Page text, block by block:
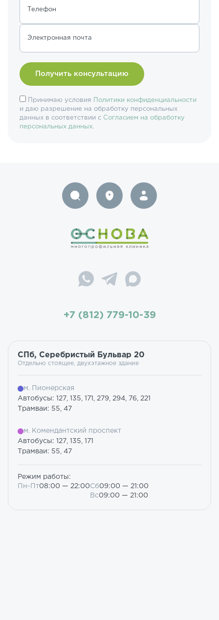
Телефон
Электронная почта
Принимаю условия
Политики конфиденциальности
и даю разрешение на обработку персональных
данных в соответствии с Согласием на обработку
персональных данных.
+7 (812) 779-10-39
СПб, Серебристый Бульвар 20
Отдельно стоящее, двухэтажное здание
м. Пионерская
Автобусы: 127, 135, 171, 279, 294, 76, 221
Трамваи: 55, 47
м. Комендантский проспект
Автобусы: 127, 135, 171
Трамваи: 55, 47
Режим работы:
Пн-Пт08:00 — 22:00Сб09:00 — 21:00
Вс09:00 — 21:00